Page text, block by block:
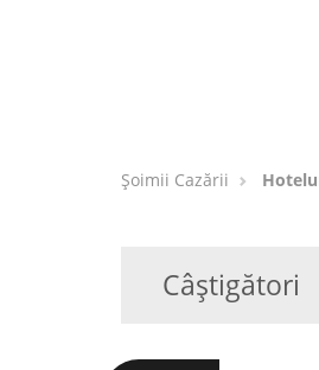
Șoimii Cazării
Câștigători